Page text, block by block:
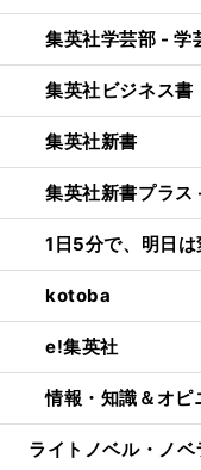
集英社学芸部 - 学
集英社ビジネス書
集英社新書
集英社新書プラス
1日5分で、明日
kotoba
e!集英社
情報・知識＆オ
ライトノベル・ノベ